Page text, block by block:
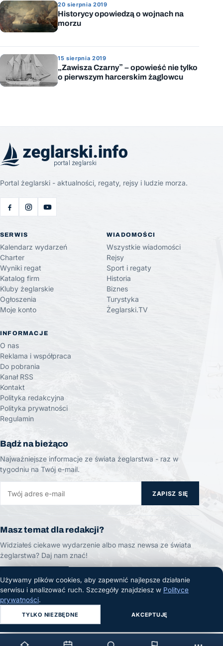
20 sierpnia 2019
Historycy opowiedzą o wojnach na
morzu
15 sierpnia 2019
„Zawisza Czarny” – opowieść nie tylko
o pierwszym harcerskim żaglowcu
Portal żeglarski - aktualności, regaty, rejsy i ludzie morza.
SERWIS
Kalendarz wydarzeń
Charter
Wyniki regat
Katalog firm
Kluby żeglarskie
Ogłoszenia
Moje konto
WIADOMOŚCI
Wszystkie wiadomości
Rejsy
Sport i regaty
Historia
Biznes
Turystyka
Żeglarski.TV
INFORMACJE
O nas
Reklama i współpraca
Do pobrania
Kanał RSS
Kontakt
Polityka redakcyjna
Polityka prywatności
Regulamin
Bądź na bieżąco
Najważniejsze informacje ze świata żeglarstwa - raz w
tygodniu na Twój e-mail.
ZAPISZ SIĘ
Masz temat dla redakcji?
Widziałeś ciekawe wydarzenie albo masz newsa ze świata
żeglarstwa? Daj nam znać!
ZGŁOŚ TEMAT
© 2026 Żeglarski.info. Wszelkie prawa zastrzeżone.
Używamy plików cookies, aby zapewnić najlepsze działanie
serwisu i analizować ruch. Szczegóły znajdziesz w Polityce
prywatności.
TYLKO NIEZBĘDNE AKCEPTUJĘ